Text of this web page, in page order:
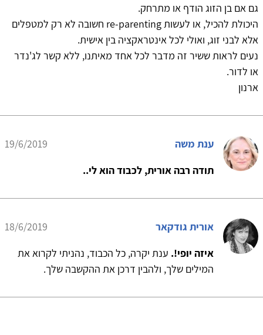
גם אם בן הזוג הודף או מתרחק.
היכולת להכיל, או לעשות re-parenting חשובה לא רק למטפלים
אלא לבני זוג, ואולי לכל אינטראקציה בין אישית.
נעים לראות ששיר זה מדבר לכל אחד מאיתנו, ללא קשר לג'נדר
או לדור.
ארנון
ענת משה
19/6/2019
תודה רבה אורית, לכבוד הוא לי..
אורית גודקאר
18/6/2019
איזה יופי!. ענת יקרה, כל הכבוד, נהניתי לקרוא את
המילים שלך, ולהבין דרכן את ההקשבה שלך.